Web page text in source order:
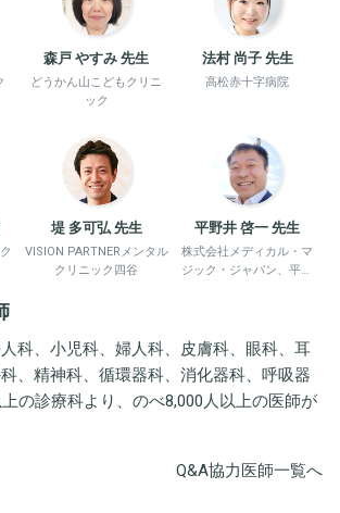
森戸 やすみ 先生
どうかん山こどもクリニ
ック
法村 尚子 先生
高松赤十字病院
堤 多可弘 先生
VISION PARTNERメンタル
クリニック四谷
平野井 啓一 先生
株式会社メディカル・マ
ジック・ジャパン、平野
科、小児科、婦人科、皮膚科、眼科、耳
、精神科、循環器科、消化器科、呼吸器
の診療科より、のべ8,000人以上の医師が
Q&A協力医師一覧へ